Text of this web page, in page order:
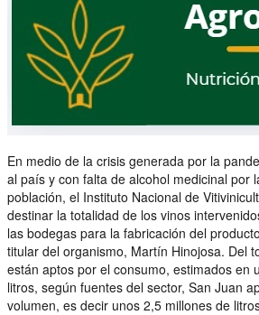
En medio de la crisis generada por la
al país y con falta de alcohol medicinal por
población, el Instituto Nacional de
destinar la totalidad de los vinos
las bodegas para la fabricación del
titular del organismo, Martín Hinojosa. Del
están aptos por el consumo, estimados en
litros, según fuentes del sector, San Juan
volumen, es decir unos 2,5 millones de